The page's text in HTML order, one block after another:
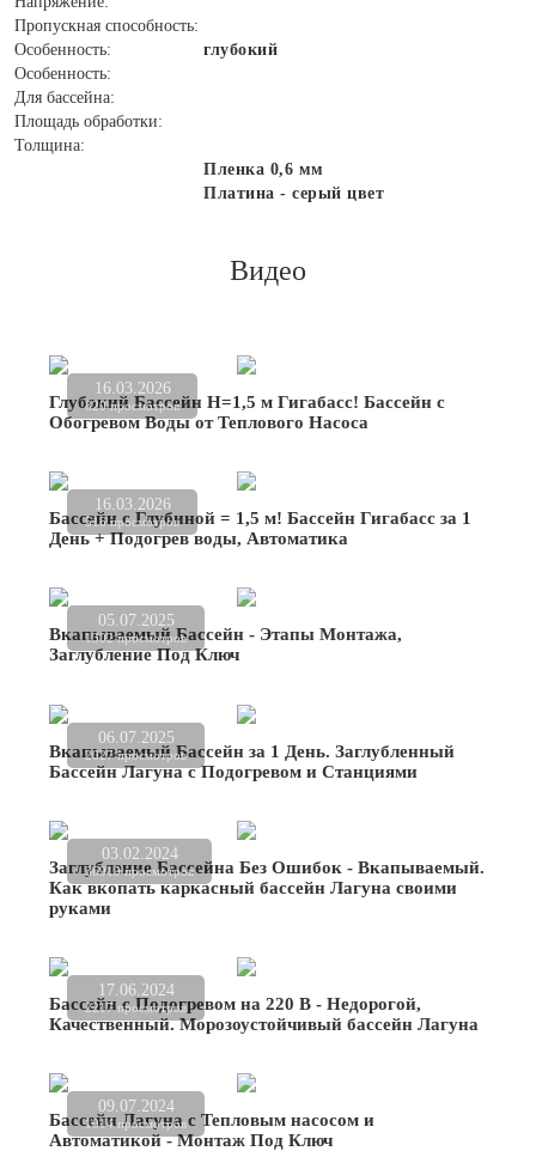
Пропускная способность:
Особенность:
глубокий
Особенность:
Для бассейна:
Площадь обработки:
Толщина:
Пленка 0,6 мм
Платина - серый цвет
Видео
16.03.2026
820 просмотров
Глубокий Бассейн Н=1,5 м Гигабасс! Бассейн с
Обогревом Воды от Теплового Насоса
16.03.2026
516 просмотров
Бассейн с Глубиной = 1,5 м! Бассейн Гигабасс за 1
День + Подогрев воды, Автоматика
05.07.2025
1302 просмотров
Вкапываемый Бассейн - Этапы Монтажа,
Заглубление Под Ключ
06.07.2025
2027 просмотров
Вкапываемый Бассейн за 1 День. Заглубленный
Бассейн Лагуна с Подогревом и Станциями
03.02.2024
36919 просмотров
Заглубление Бассейна Без Ошибок - Вкапываемый.
Как вкопать каркасный бассейн Лагуна своими
руками
17.06.2024
2217 просмотров
Бассейн с Подогревом на 220 В - Недорогой,
Качественный. Морозоустойчивый бассейн Лагуна
09.07.2024
1014 просмотров
Бассейн Лагуна с Тепловым насосом и
Автоматикой - Монтаж Под Ключ